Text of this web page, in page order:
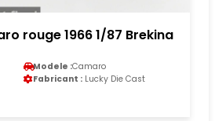
rouge 1966 1/87 Brekina
Modele :Camaro
Fabricant : Lucky Die Cast